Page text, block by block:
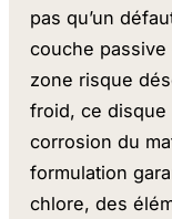
pas qu’un
couche passive
zone risque
froid, ce disque
corrosion du
formulation
chlore, des